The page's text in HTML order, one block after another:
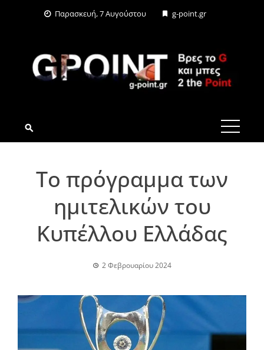
Παρασκευή, 7 Αυγούστου g-point.gr
G-POINT.GR
Το πρόγραμμα των
ημιτελικών του
Κυπέλλου Ελλάδας
2 Φεβρουαρίου 2024